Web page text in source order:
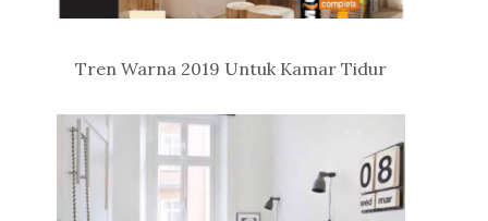
Tren Warna 2019 Untuk Kamar Tidur